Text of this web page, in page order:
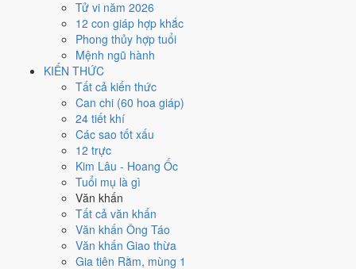
Tử vi năm 2026
12 con giáp hợp khắc
Phong thủy hợp tuổi
Mệnh ngũ hành
KIẾN THỨC
Tất cả kiến thức
Can chi (60 hoa giáp)
24 tiết khí
Các sao tốt xấu
12 trực
Kim Lâu - Hoang Ốc
Tuổi mụ là gì
Văn khấn
Tất cả văn khấn
Văn khấn Ông Táo
Văn khấn Giao thừa
Gia tiên Rằm, mùng 1
Ngày Đại Hung, tránh hẳn cưới hỏi, khai trương, động thổ.
Thân, Thìn, Sửuhợp ngày; tuổi
Ngày 16/1/2021 tốt hay xấu cho
việc gì?
Ngày 16/1/2021 đạt3.0/10 trung bình cho 7 việc chính: cao nhất là
Sửa nhà - tu tạo (8/10)
Bế (ngày đóng cửa, bế tắc) và gặp Sao Thiên Hình hắc đạo nên điểm
từng việc chênh nhau như bảng dưới.
Cưới hỏi - đính hôn
Xấu
Cưới hỏi - đính hôn hôm nay ở
Sao Đê và Ngày Hắc Đạogây bất lợi.